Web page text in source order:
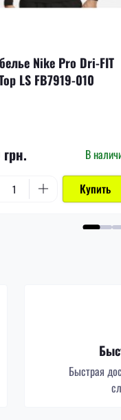
Nike Pro Dri-FIT
LS FB7919-010
В
Купить
Быстрая